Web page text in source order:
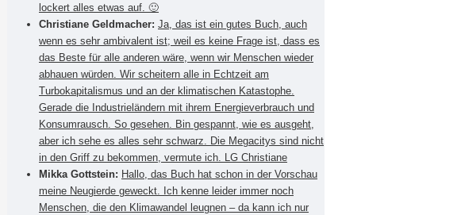
lockert alles etwas auf. 🙂
Christiane Geldmacher: Ja, das ist ein gutes Buch, auch
wenn es sehr ambivalent ist; weil es keine Frage ist, dass es
das Beste für alle anderen wäre, wenn wir Menschen wieder
abhauen würden. Wir scheitern alle in Echtzeit am
Turbokapitalismus und an der klimatischen Katastophe.
Gerade die Industrieländern mit ihrem Energieverbrauch und
Konsumrausch. So gesehen. Bin gespannt, wie es ausgeht,
aber ich sehe es alles sehr schwarz. Die Megacitys sind nicht
in den Griff zu bekommen, vermute ich. LG Christiane
Mikka Gottstein: Hallo, das Buch hat schon in der Vorschau
meine Neugierde geweckt. Ich kenne leider immer noch
Menschen, die den Klimawandel leugnen – da kann ich nur